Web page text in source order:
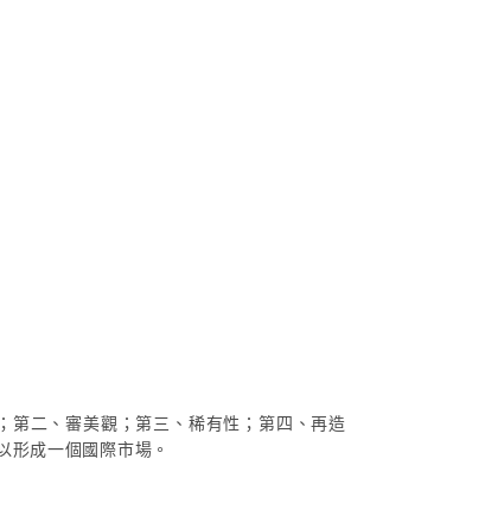
第二、審美觀；第三、稀有性；第四、再造
成一個國際市場。